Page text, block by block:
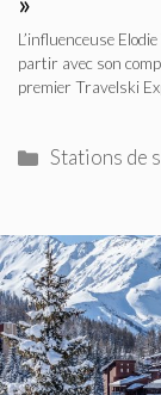
L’influenceuse
partir avec son
premier Travelski
Catégories
Stations de